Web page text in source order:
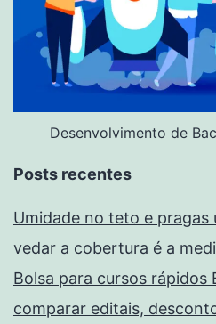
Desenvolvimento de
Posts recentes
Umidade no teto e pragas
vedar a cobertura é a
Bolsa para cursos rápidos
comparar editais,